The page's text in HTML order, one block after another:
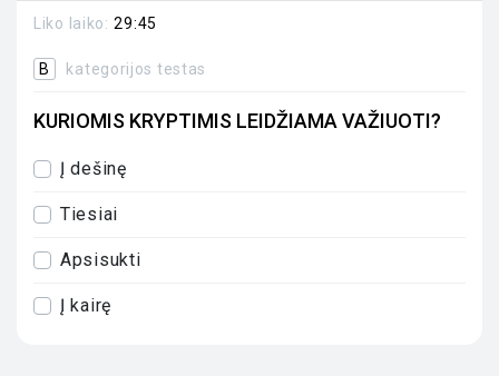
Liko laiko: 29:45
B kategorijos testas
KURIOMIS KRYPTIMIS LEIDŽIAMA VAŽIUOTI?
Į dešinę
Tiesiai
Apsisukti
Į kairę